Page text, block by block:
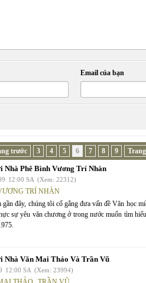
Email của bạn
trước 3 4 5 6 7 8 9
Nhà Phê Bình Vương Trí Nhàn
12:00 SA (Xem: 22312)
TRÍ NHÀN
đây, chúng tôi cố gắng đưa vấn đề Văn học
sự yêu văn chương ở trong nước muốn tìm
Nhà Văn Mai Thảo Và Trần Vũ
12:00 SA (Xem: 23994)